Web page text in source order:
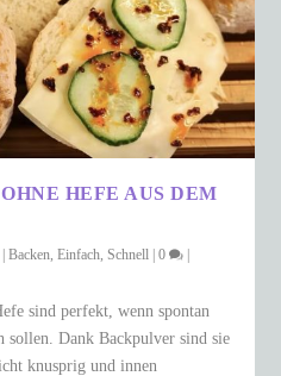
HEFE AUS DEM
|Backen ,Einfach ,Schnell |0 |
sind perfekt, wenn spontan
sollen. Dank Backpulver sind sie
knusprig und innen